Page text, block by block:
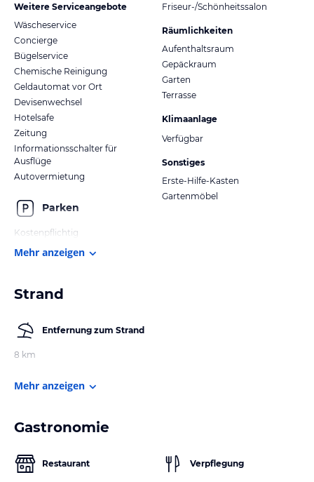
Weitere Serviceangebote
Wäscheservice
Concierge
Bügelservice
Chemische Reinigung
Geldautomat vor Ort
Devisenwechsel
Hotelsafe
Zeitung
Informationsschalter für
Ausflüge
Autovermietung
Parken
Kostenpflichtig
Friseur-/Schönheitssalon
Räumlichkeiten
Aufenthaltsraum
Gepäckraum
Garten
Terrasse
Klimaanlage
Verfügbar
Sonstiges
Erste-Hilfe-Kasten
Gartenmöbel
Mehr anzeigen
Strand
Entfernung zum Strand
8 km
Mehr anzeigen
Gastronomie
Restaurant Verpflegung